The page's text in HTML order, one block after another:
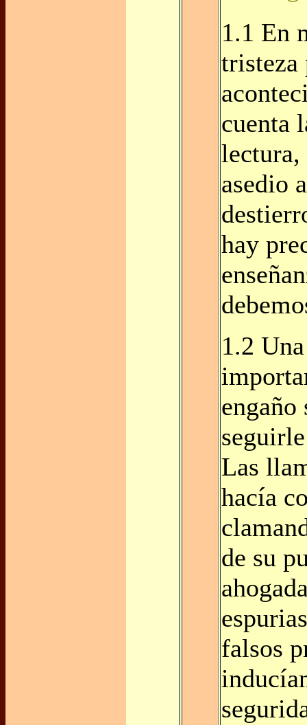
1.1 En
tristeza
cuenta
lectura,
asedio
hay
1.2
engaño
Las
hacía
de su
falsos